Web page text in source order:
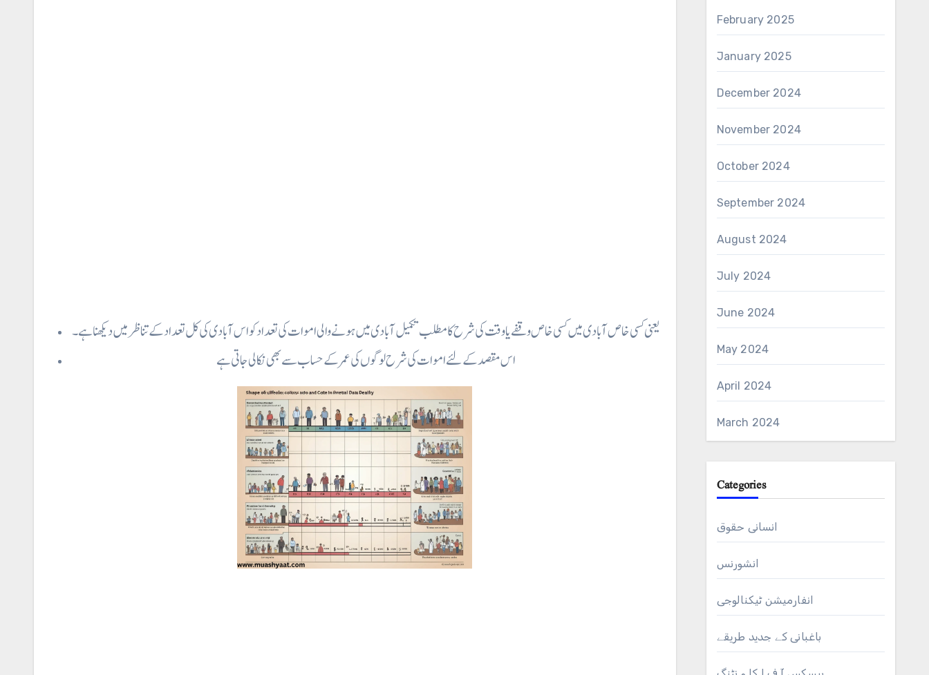
یعنی کسی خاص آبادی میں کسی خاص وقفے یا وقت کی شرح کا مطلب تکمیل آبادی میں ہونے والی اموات کی تعداد کو اس آبادی کی کل تعداد کے تناظر میں دیکھنا ہے۔
اس مقصد کے لئے اموات کی شرح لوگوں کی عمر کے حساب سے بھی نکالی جاتی ہے
February 2025
January 2025
December 2024
November 2024
October 2024
September 2024
August 2024
July 2024
June 2024
May 2024
April 2024
March 2024
Categories
انسانی حقوق
انشورنس
انفارمیشن ٹیکنالوجی
باغبانی کے جدید طریقے